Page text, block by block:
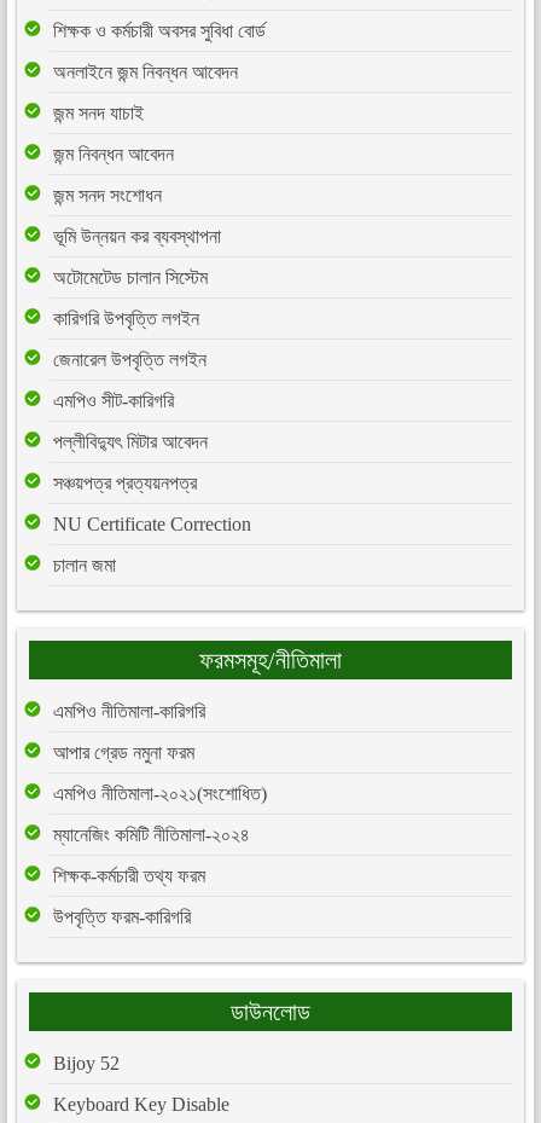
শিক্ষক ও কর্মচারী অবসর সুবিধা বোর্ড
অনলাইনে জন্ম নিবন্ধন আবেদন
জন্ম সনদ যাচাই
জন্ম নিবন্ধন আবেদন
জন্ম সনদ সংশোধন
ভূমি উন্নয়ন কর ব্যবস্থাপনা
অটোমেটেড চালান সিস্টেম
কারিগরি উপবৃত্তি লগইন
জেনারেল উপবৃত্তি লগইন
এমপিও সীট-কারিগরি
পল্লীবিদ্যুৎ মিটার আবেদন
সঞ্চয়পত্র প্রত্যয়নপত্র
NU Certificate Correction
চালান জমা
ফরমসমূহ/নীতিমালা
এমপিও নীতিমালা-কারিগরি
আপার গ্রেড নমুনা ফরম
এমপিও নীতিমালা-২০২১(সংশোধিত)
ম্যানেজিং কমিটি নীতিমালা-২০২৪
শিক্ষক-কর্মচারী তথ্য ফরম
উপবৃত্তি ফরম-কারিগরি
ডাউনলোড
Bijoy 52
Keyboard Key Disable